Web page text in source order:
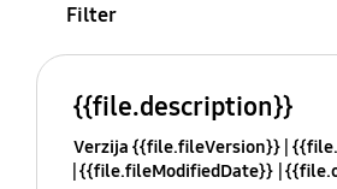
Filter
{{file.description}}
Verzija {{file.fileVersion}}
{{file.fileModifiedDate}}